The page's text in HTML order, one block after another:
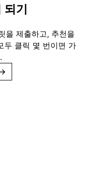
기
을 제출하고, 추천을
두 클릭 몇 번이면 가
→